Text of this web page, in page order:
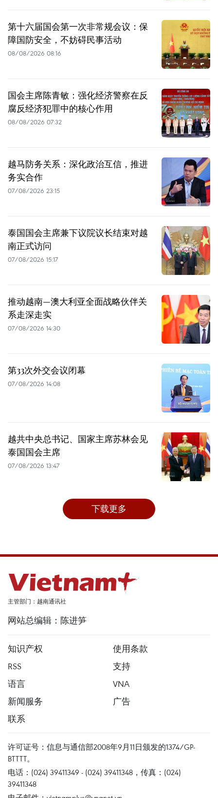
第十六届国会第一次非常规会议：保
障国防安全，不妨碍民事活动
08/08/2026 08:16
国会主席陈青敏：强化经济警察在反
腐反经济犯罪中的核心作用
08/08/2026 07:32
越马防务关系：深化政治互信，推进
务实合作
07/08/2026 23:15
泰国国会主席兼下议院议长结束对越
南正式访问
07/08/2026 15:17
推动越南—澳大利亚全面战略伙伴关
系走深走实
07/08/2026 14:30
第33次外交会议闭幕
07/08/2026 14:08
越共中央总书记、国家主席苏林会见
泰国国会主席
07/08/2026 13:47
下载更多
主管部门：越南通讯社
网站总编辑：陈进笋
知识产权
使用条款
RSS
支持
语言
VNA
新闻服务
广告
联系
许可证号：信息与通信部2008年9月11日颁发的1374/GP-
BTTTT。
电话：(024) 39411349 - (024) 39411348，传真：(024)
39411348